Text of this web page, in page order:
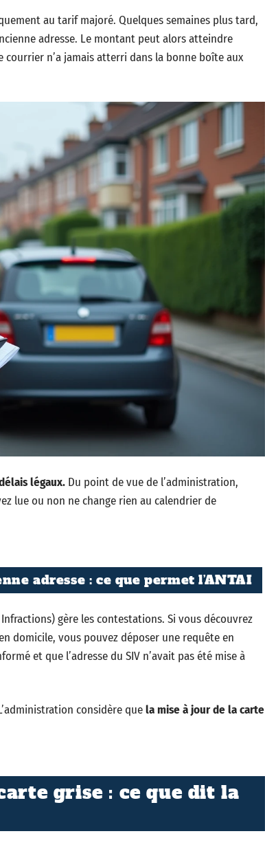
au tarif majoré. Quelques semaines plus tard,
adresse. Le montant peut alors atteindre
n’a jamais atterri dans la bonne boîte aux
légaux. Du point de vue de l’administration,
lue ou non ne change rien au calendrier de
adresse : ce que permet l’ANTAI
gère les contestations. Si vous découvrez
domicile, vous pouvez déposer une requête en
et que l’adresse du SIV n’avait pas été mise à
considère quela mise à jour de la carte
grise : ce que dit la